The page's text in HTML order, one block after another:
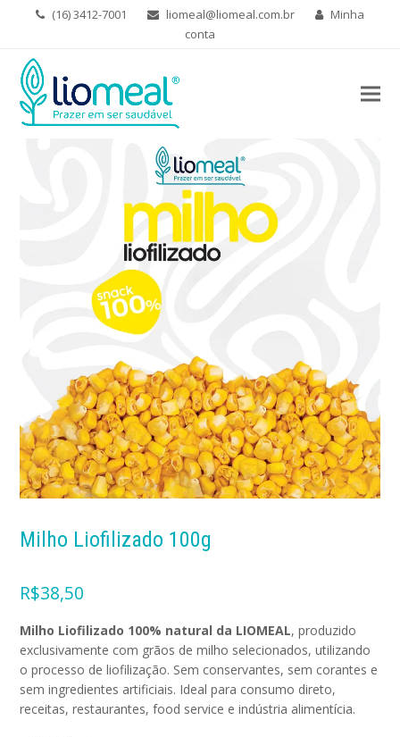
(16) 3412-7001 liomeal@liomeal.com.br
Minha
conta
Milho Liofilizado 100g
R$38,50
Milho Liofilizado 100% natural da LIOMEAL, produzido
exclusivamente com grãos de milho selecionados, utilizando
o processo de liofilização. Sem conservantes, sem corantes e
sem ingredientes artificiais. Ideal para consumo direto,
receitas, restaurantes, food service e indústria alimentícia.